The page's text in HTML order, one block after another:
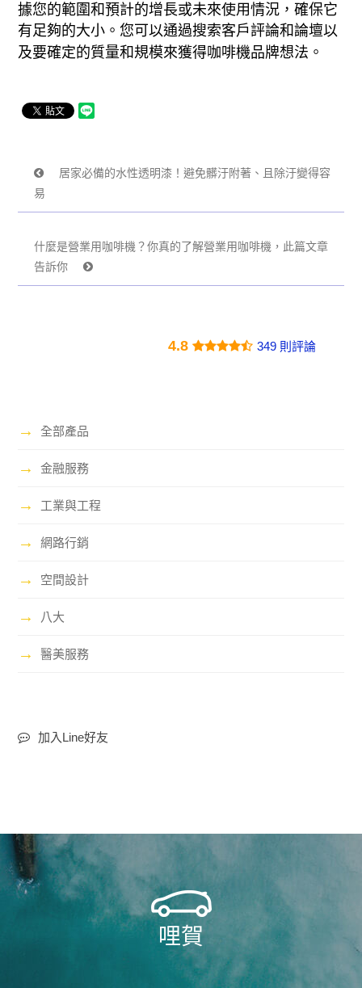
據您的範圍和預計的增長或未來使用情況，確保它
有足夠的大小。您可以通過搜索客戶評論和論壇以
及要確定的質量和規模來獲得咖啡機品牌想法。
居家必備的水性透明漆！避免髒汙附著、且除汙變得容
易
什麼是營業用咖啡機？你真的了解營業用咖啡機，此篇文章
告訴你
4.8 349 則評論
→ 全部產品
→ 金融服務
→ 工業與工程
→ 網路行銷
→ 空間設計
→ 八大
→ 醫美服務
加入Line好友
哩賀